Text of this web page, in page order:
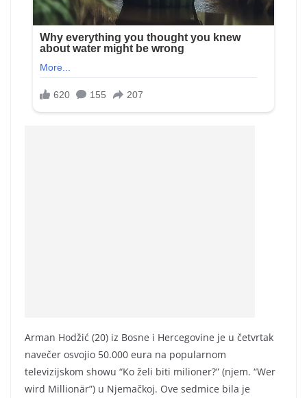
Arman Hodžić (20) iz Bosne i Hercegovine je u četvrtak
navečer osvojio 50.000 eura na popularnom
televizijskom showu “Ko želi biti milioner?” (njem. “Wer
wird Millionär”) u Njemačkoj. Ove sedmice bila je